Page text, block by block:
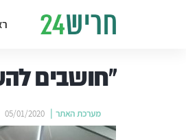
"חושבים
מערכת האתר 05/01/2020